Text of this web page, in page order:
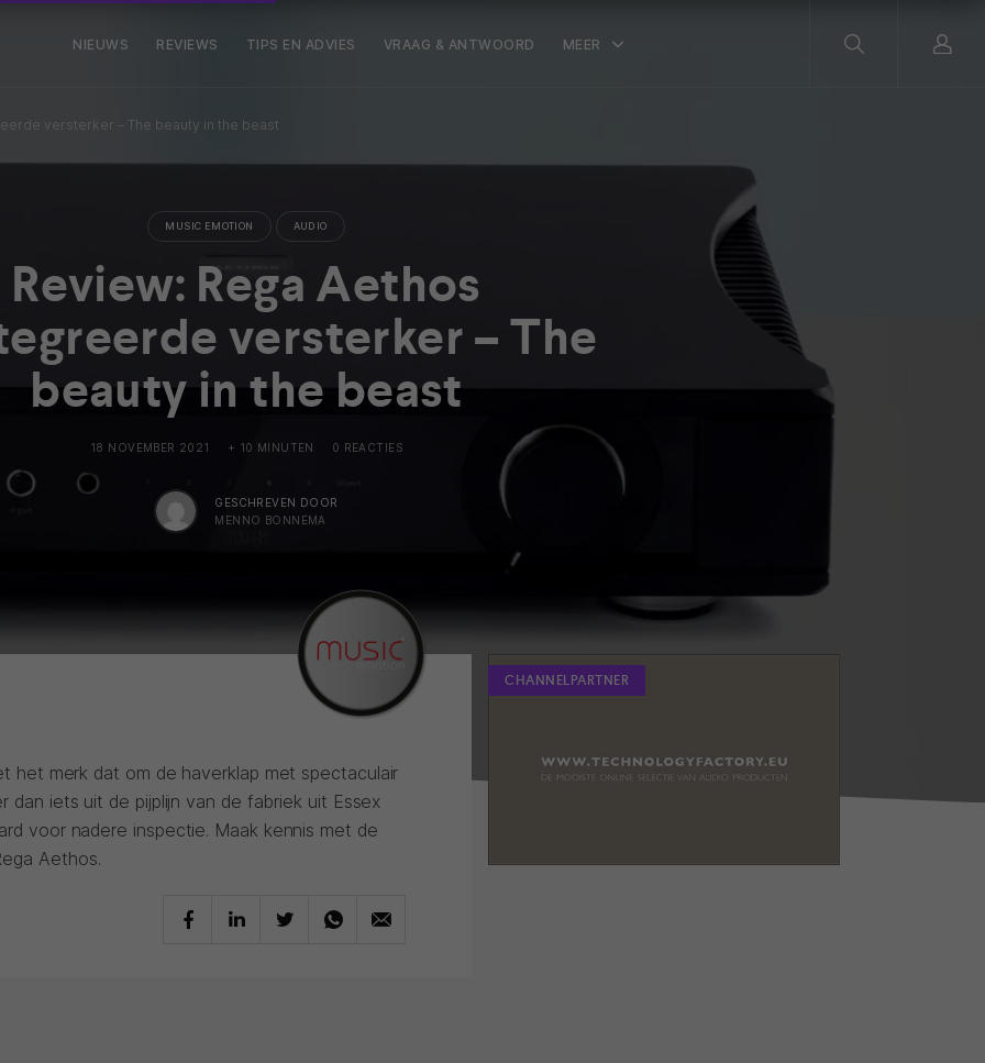
NIEUWS REVIEWS TIPS EN ADVIES VRAAG & ANTWOORD MEER
versterker – The beauty in the beast
MUSIC EMOTION AUDIO
Review: Rega Aethos
versterker – The
beauty in the beast
18 NOVEMBER 2021 + 10 MINUTEN 0 REACTIES
GESCHREVEN DOOR
MENNO BONNEMA
het merk dat om de haverklap met spectaculair
dan iets uit de pijplijn van de fabriek uit Essex
voor nadere inspectie. Maak kennis met de
Aethos.
CHANNELPARTNER